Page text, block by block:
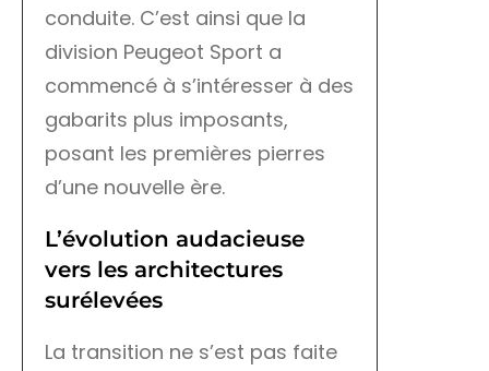
conduite. C’est ainsi que la
division Peugeot Sport a
commencé à s’intéresser à des
gabarits plus imposants,
posant les premières pierres
d’une nouvelle ère.
L’évolution audacieuse
vers les architectures
surélevées
La transition ne s’est pas faite